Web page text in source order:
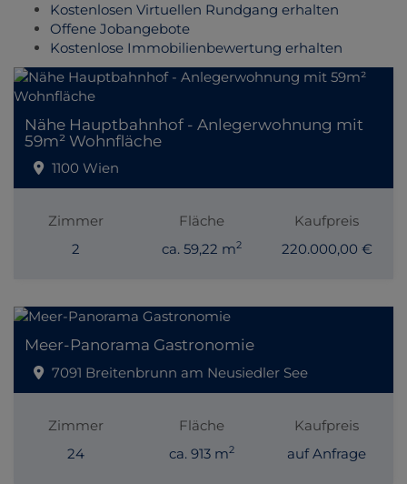
Kostenlosen Virtuellen Rundgang erhalten
Offene Jobangebote
Kostenlose Immobilienbewertung erhalten
Nähe Hauptbahnhof - Anlegerwohnung mit
59m² Wohnfläche
1100 Wien
Zimmer
2
Fläche
ca. 59,22 m2
Kaufpreis
220.000,00 €
Meer-Panorama Gastronomie
7091 Breitenbrunn am Neusiedler See
Zimmer
24
Fläche
ca. 913 m2
Kaufpreis
auf Anfrage